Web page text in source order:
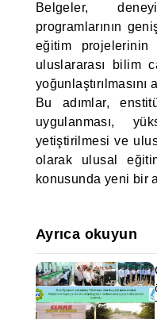
Belgeler,
programlarının
eğitim projelerinin
uluslararası bilim
yoğunlaştırılmasını
Bu adımlar,
uygulanması,
yetiştirilmesi ve
olarak ulusal
konusunda yeni bir
Ayrıca okuyun